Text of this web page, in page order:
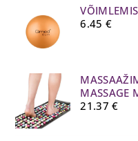
6.45 €
MASSAGE
21.37€